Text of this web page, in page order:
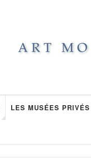
LES MUSÉES PRIVÉS